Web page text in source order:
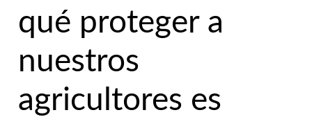
qué proteger a
nuestros
agricultores es